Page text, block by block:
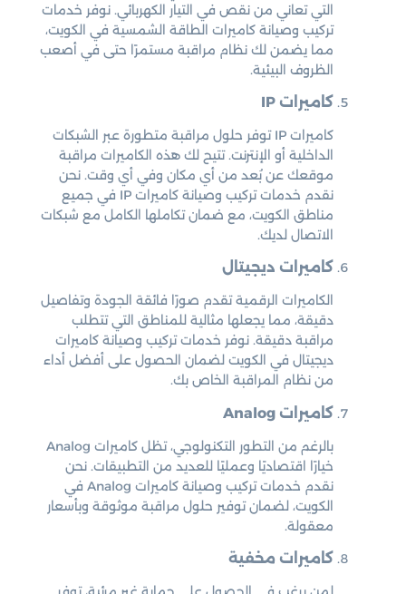
التي تعاني من نقص في التيار الكهربائي. نوفر خدمات
تركيب وصيانة كاميرات الطاقة الشمسية في الكويت،
مما يضمن لك نظام مراقبة مستمرًا حتى في أصعب
الظروف البيئية.
كاميرات IP
كاميرات IP توفر حلول مراقبة متطورة عبر الشبكات
الداخلية أو الإنترنت. تتيح لك هذه الكاميرات مراقبة
موقعك عن بُعد من أي مكان وفي أي وقت. نحن
نقدم خدمات تركيب وصيانة كاميرات IP في جميع
مناطق الكويت، مع ضمان تكاملها الكامل مع شبكات
الاتصال لديك.
كاميرات ديجيتال
الكاميرات الرقمية تقدم صورًا فائقة الجودة وتفاصيل
دقيقة، مما يجعلها مثالية للمناطق التي تتطلب
مراقبة دقيقة. نوفر خدمات تركيب وصيانة كاميرات
ديجيتال في الكويت لضمان الحصول على أفضل أداء
من نظام المراقبة الخاص بك.
كاميرات Analog
بالرغم من التطور التكنولوجي، تظل كاميرات Analog
خيارًا اقتصاديًا وعمليًا للعديد من التطبيقات. نحن
نقدم خدمات تركيب وصيانة كاميرات Analog في
الكويت، لضمان توفير حلول مراقبة موثوقة وبأسعار
معقولة.
كاميرات مخفية